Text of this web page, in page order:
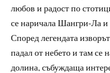
любов и радост по
се наричала Шангри-Ла и
Според легендата
падал от небето и там се
долина, събуждаща